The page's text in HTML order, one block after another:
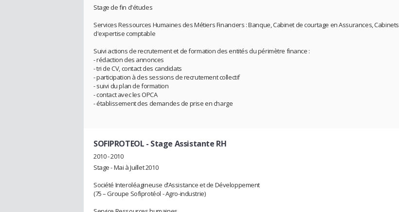
Stage de fin d'études
Services Ressources Humaines des Métiers Financiers : Banque, Cabinet de courtage en Assurances, Cabinets
d'expertise comptable
Suivi actions de recrutement et de formation des entités du périmètre finance :
- rédaction des annonces
- tri de CV, contact des candidats
- participation à des sessions de recrutement collectif
- suivi du plan de formation
- contact avec les OPCA
- établissement des demandes de prise en charge
SOFIPROTEOL - Stage Assistante RH
2010 - 2010
Stage - Mai à Juillet 2010
Société Interoléagineuse d’Assistance et de Développement
(75 – Groupe Sofiprotéol - Agro-industrie)